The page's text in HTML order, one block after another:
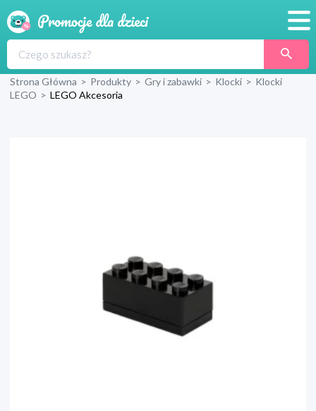
Produkty
Strona Główna > Produkty > Gry i zabawki > Klocki > Klocki
LEGO > LEGO Akcesoria